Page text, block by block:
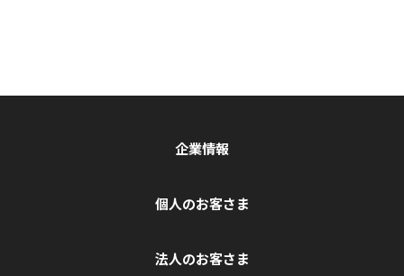
企業情報
個人のお客さま
法人のお客さま